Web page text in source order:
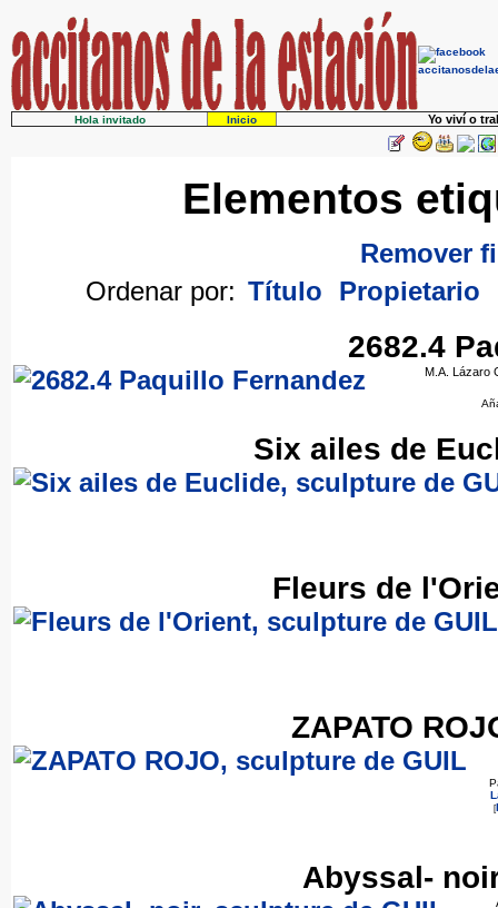
Hola invitado Inicio Yo viví o
Elementos
Remover
Ordenar por: Título Propietario
2682.4
M.A. Lázaro
Six ailes de
Fleurs de
ZAPATO
[
Abyssal-